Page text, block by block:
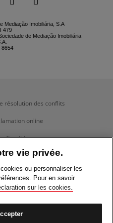
Mediação Imobiliária, S.A
479
de Mediação Imobiliária
8654
résolution des conflits
online
Conditions
confidentialité
de Cookies
données
& Conduite
irrégularités
vie privée.
ou personnaliser les
Pour en savoir
sur les cookies.